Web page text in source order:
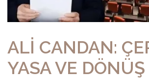
ALİ CANDAN:
YASA VE DÖNÜŞ